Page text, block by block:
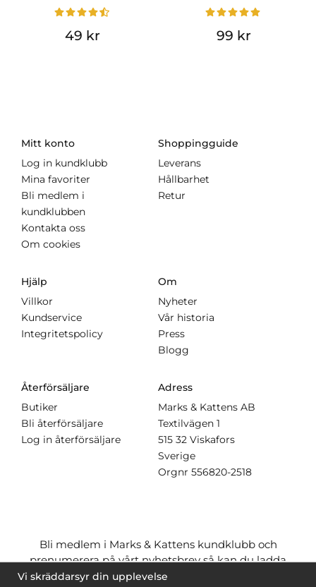
49 kr 99 kr
Mitt konto
Log in kundklubb
Mina favoriter
Bli medlem i
kundklubben
Kontakta oss
Om cookies
Shoppingguide
Leverans
Hållbarhet
Retur
Hjälp
Villkor
Kundservice
Integritetspolicy
Om
Nyheter
Vår historia
Press
Blogg
Återförsäljare
Butiker
Bli återförsäljare
Log in återförsäljare
Adress
Marks & Kattens AB
Textilvägen 1
515 32 Viskafors
Sverige
Orgnr 556820-2518
Bli medlem i Marks & Kattens kundklubb och
prenumerera på vårt nyhetsbrev så kan du ladda
ner många mönstergratisoch få många
Vi skräddarsyr din upplevelse